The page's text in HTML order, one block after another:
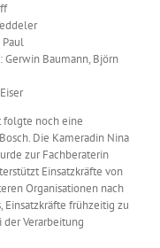
Baumann, Björn
folgte noch eine
Die Kameradin Nina
zur Fachberaterin
Einsatzkräfte von
Organisationen nach
Einsatzkräfte frühzeitig zu
Verarbeitung